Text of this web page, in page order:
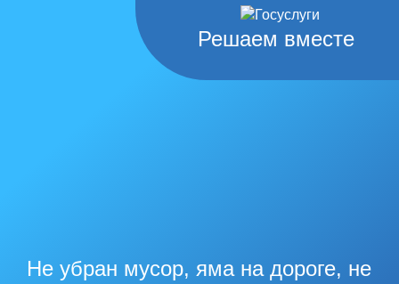
Решаем вместе
Не убран мусор, яма на дороге, не